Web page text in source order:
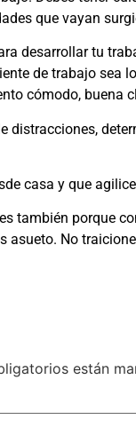
que vayan
desarrollar tu
de trabajo sea
cómodo, buena
distracciones,
casa y que
también porque
asueto. No
están